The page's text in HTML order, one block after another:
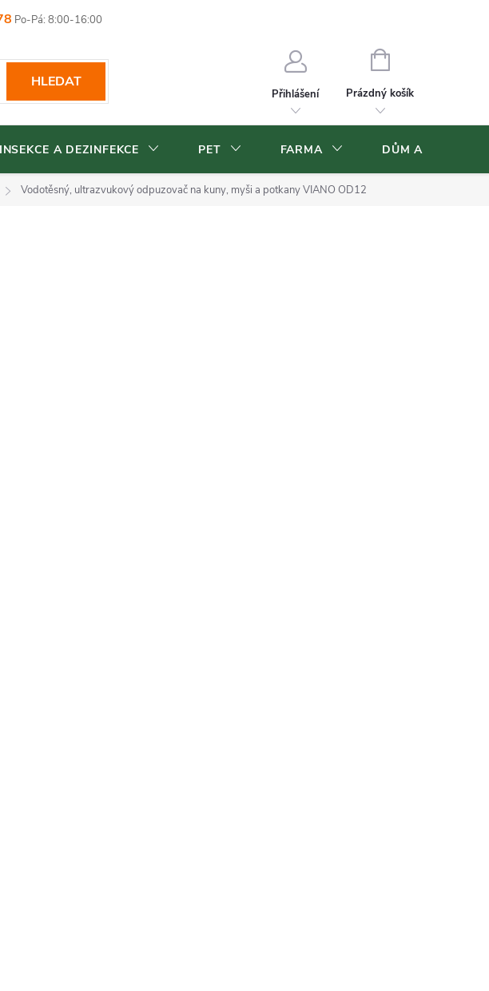
zboží Blog
HLEDAT
Přihlášení
NÁKUPNÍ
Prázdný košík
A DEZINFEKCE PET FARMA DŮM A ZAHRADA
Vodotěsný, ultrazvukový odpuzovač na kuny, myši a potkany VIANO OD12